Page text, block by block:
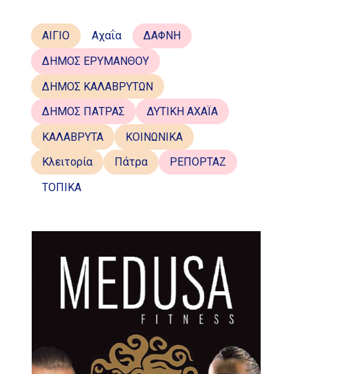
ΑΙΓΙΟ Αχαΐα
ΔΑΦΝΗ
ΔΗΜΟΣ ΕΡΥΜΑΝΘΟΥ
ΔΗΜΟΣ ΚΑΛΑΒΡΥΤΩΝ
ΔΗΜΟΣ ΠΑΤΡΑΣ
ΔΥΤΙΚΗ ΑΧΑΪΑ
ΚΑΛΑΒΡΥΤΑ
ΚΟΙΝΩΝΙΚΑ
Κλειτορία
Πάτρα
ΡΕΠΟΡΤΑΖ
ΤΟΠΙΚΑ